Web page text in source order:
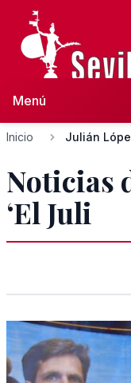
Menú
Inicio Julián
Noticias
‘El Juli